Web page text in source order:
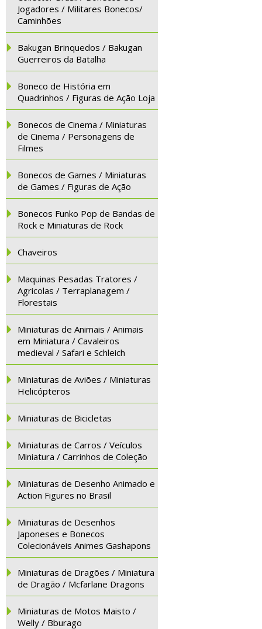
Jogadores / Militares Bonecos/
Caminhões
Bakugan Brinquedos / Bakugan
Guerreiros da Batalha
Boneco de História em
Quadrinhos / Figuras de Ação Loja
Bonecos de Cinema / Miniaturas
de Cinema / Personagens de
Filmes
Bonecos de Games / Miniaturas
de Games / Figuras de Ação
Bonecos Funko Pop de Bandas de
Rock e Miniaturas de Rock
Chaveiros
Maquinas Pesadas Tratores /
Agricolas / Terraplanagem /
Florestais
Miniaturas de Animais / Animais
em Miniatura / Cavaleiros
medieval / Safari e Schleich
Miniaturas de Aviões / Miniaturas
Helicópteros
Miniaturas de Bicicletas
Miniaturas de Carros / Veículos
Miniatura / Carrinhos de Coleção
Miniaturas de Desenho Animado e
Action Figures no Brasil
Miniaturas de Desenhos
Japoneses e Bonecos
Colecionáveis Animes Gashapons
Miniaturas de Dragões / Miniatura
de Dragão / Mcfarlane Dragons
Miniaturas de Motos Maisto /
Welly / Bburago